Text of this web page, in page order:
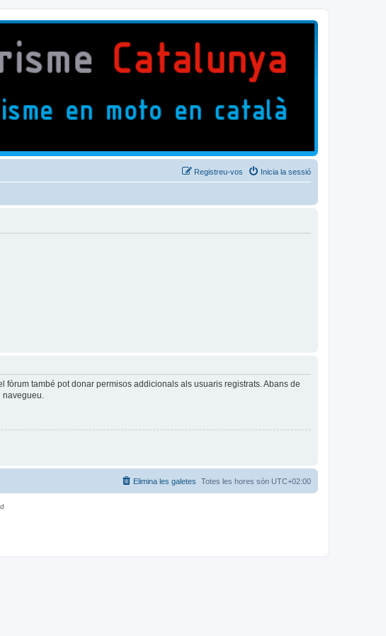
Inicia la sessió
Registreu-vos
fòrum també pot donar permisos addicionals als usuaris registrats. Abans de
navegueu.
Totes les hores són UTC+02:00
Elimina les galetes